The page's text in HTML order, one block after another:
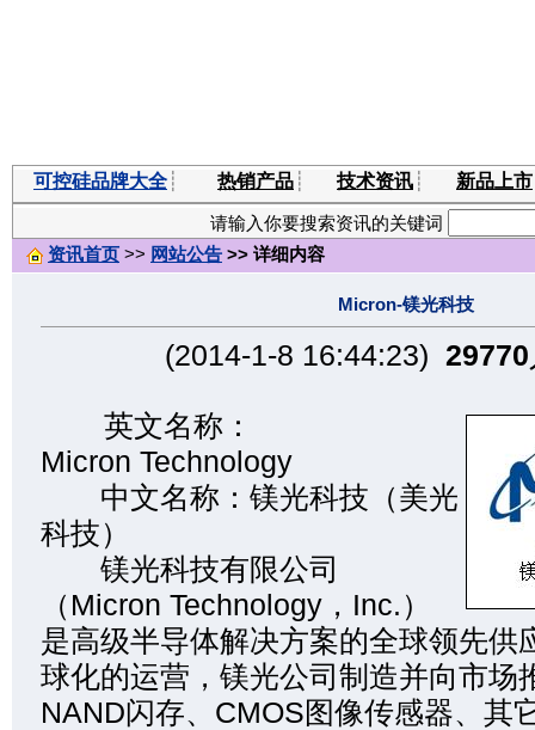
可控硅品牌大全 ┊ 热销产品 ┊ 技术资讯 ┊ 新品上市
请输入你要搜索资讯的关键词
资讯首页 >> 网站公告 >> 详细内容
Micron-镁光科技
(2014-1-8 16:44:23) 29770
英文名称：
Micron Technology
中文名称：镁光科技（美光
科技）
镁光科技有限公司
（Micron Technology，Inc.）
是高级半导体解决方案的全球领先供
球化的运营，镁光公司制造并向市场
NAND闪存、CMOS图像传感器、其